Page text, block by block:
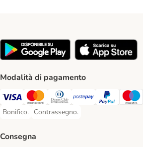
Modalità di pagamento
Visa. Payment Method
Mastercard. Payment Method
Diners Club. Payment Method
Postepay. Payment
PayPal.
Bonifico.
Bonifico. Payment Method
Contrassegno.
Contrassegno. Payment Method
Consegna